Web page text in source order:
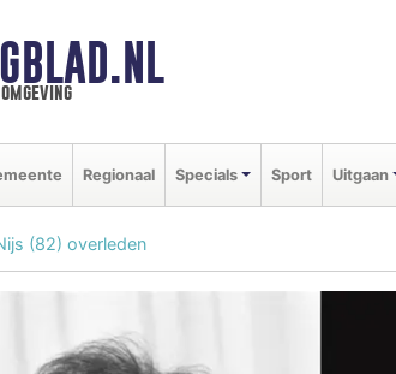
Regionaal Specials Sport Uitgaan
(82) overleden